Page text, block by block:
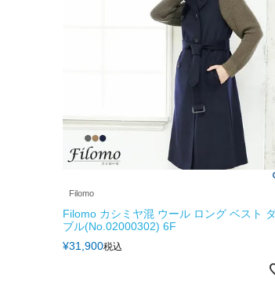
Filomo
Filomo カシミヤ混 ウール ロング ベスト
ブル(No.02000302) 6F
¥31,900税込